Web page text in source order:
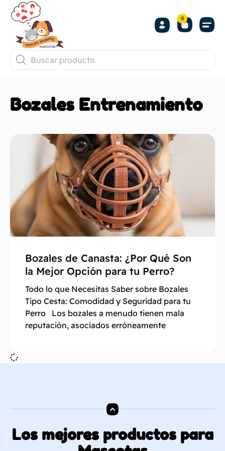
0
Bozales Entrenamiento
Bozales de Canasta: ¿Por Qué Son
la Mejor Opción para tu Perro?
Todo lo que Necesitas Saber sobre Bozales
Tipo Cesta: Comodidad y Seguridad para tu
Perro Los bozales a menudo tienen mala
reputación, asociados erróneamente
Los mejores productos para